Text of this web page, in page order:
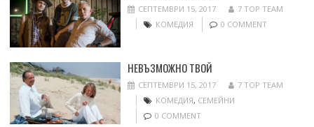
СЕПТЕМВРИ 15, 2017
7 TOP TEAM
КОМЕДИЯ
0 COMMENT
НЕВЪЗМОЖНО ТВОЙ
СЕПТЕМВРИ 15, 2017
7 TOP TEAM
КОМЕДИЯ, СЕМЕЙНИ
0 COMMENT